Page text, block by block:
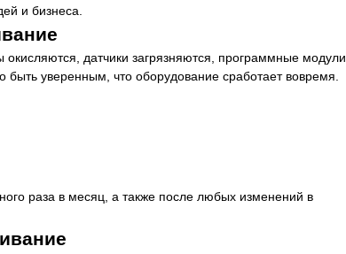
и бизнеса.
датчики загрязняются, программные модули
быть уверенным, что оборудование сработает вовремя.
раза в месяц, а также после любых изменений в